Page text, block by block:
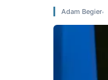
Adam Begier